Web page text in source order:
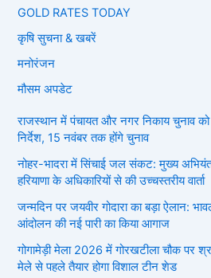
GOLD RATES TODAY
कृषि सुचना & खबरें
मनोरंजन
मौसम अपडेट
राजस्थान में पंचायत और नगर निकाय चुनाव
निर्देश, 15 नवंबर तक होंगे चुनाव
नोहर-भादरा में सिंचाई जल संकट: मुख्य
हरियाणा के अधिकारियों से की उच्चस्तरीय वार्ता
जन्मदिन पर जयवीर गोदारा का बड़ा ऐलान:
आंदोलन की नई पारी का किया आगाज
गोगामेड़ी मेला 2026 में गोरखटीला चौक पर
मेले से पहले तैयार होगा विशाल टीन शेड